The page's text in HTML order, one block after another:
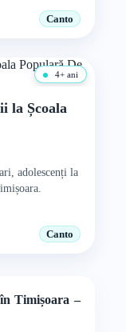
Canto
4+ ani
la Școala
adolescenți la
Canto
Timișoara –